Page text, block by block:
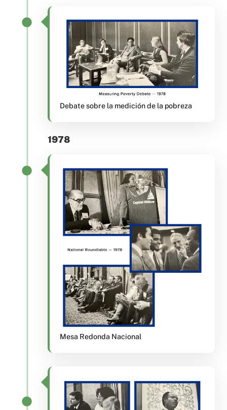
Debate sobre la medición de la pobreza
1978
Mesa Redonda Nacional